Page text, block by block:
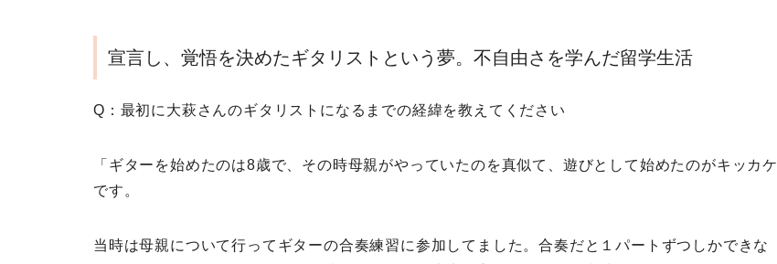
宣言し、覚悟を決めたギタリストという夢。不自由さを学んだ留学生活
Q：最初に大萩さんのギタリストになるまでの経緯を教えてください
「ギターを始めたのは8歳で、その時母親がやっていたのを真似て、遊びとして始めたのがキッカケ
です。
当時は母親について行ってギターの合奏練習に参加してました。合奏だと１パートずつしかできな